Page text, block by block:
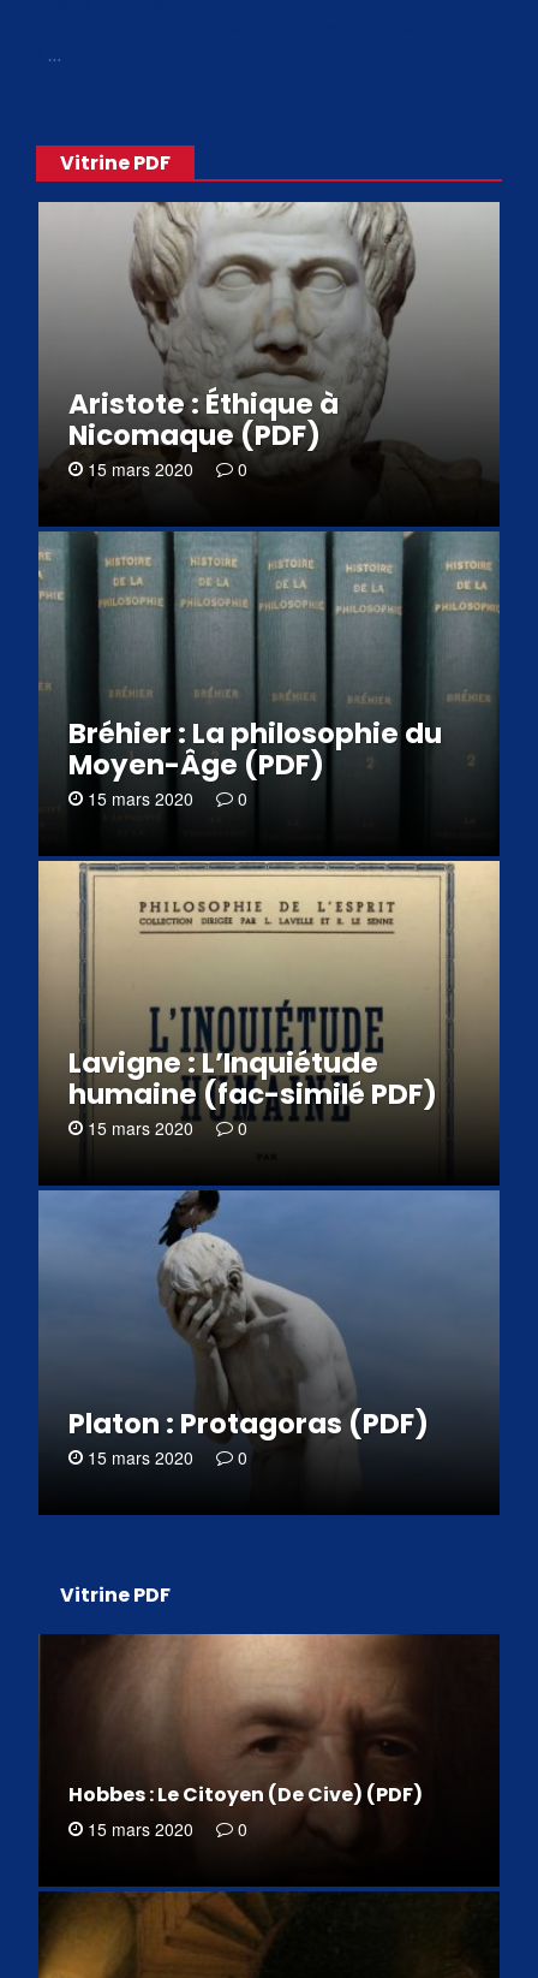
…
Vitrine PDF
Aristote : Éthique à
Nicomaque (PDF)
15 mars 2020 0
Bréhier : La philosophie du
Moyen-Âge (PDF)
15 mars 2020 0
Lavigne : L’Inquiétude
humaine (fac-similé PDF)
15 mars 2020 0
Platon : Protagoras (PDF)
15 mars 2020 0
Vitrine PDF
Hobbes : Le Citoyen (De Cive) (PDF)
15 mars 2020 0